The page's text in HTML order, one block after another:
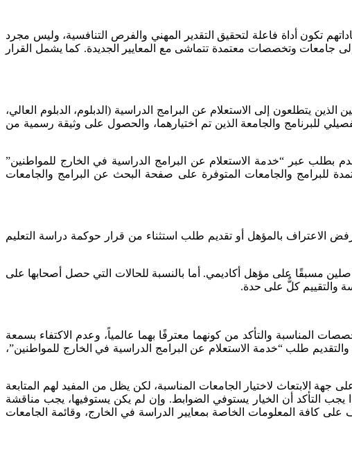
تكون أداة فاعلة لتحقيق التقدير المهني والفرص التنافسية، وليس مجرد
3 أشهر من الإعلان) لتوفيق أوضاعهم، والانتقال إلى جامعات وتخصصات معتمدة تتماشى مع المعايير الجديدة. كما يشمل القرار
يتطلعون إلى الاستعلام عن البرامج الدراسية (الدبلوم، الدبلوم العالي،
للبرنامج والجامعة الذين تم اختيارهما، والحصول على وثيقة رسمية من
عبر “خدمة الاستعلام عن البرامج الدراسية في الخارج للمواطنين”
للبرامج والجامعات المتوفرة على صفحة البحث عن البرامج والجامعات
الاعتراف بالمؤهل أو تقديم طلب استثناء من قرار حوكمة دراسة التعليم
مسبقًا على مؤهل أكاديمي. أما بالنسبة للحالات التي حصل أصحابها على
والتقييم كلٌّ على حدة.
المناسبة والتأكد من كونهما معترفًا بهما عالمياً، وعدم الاكتفاء بسمعة
طلب “خدمة الاستعلام عن البرامج الدراسية في الخارج للمواطنين”،
الابتعاث لاختيار الجامعات المناسبة، لكن يظل من المفيد لهم المتابعة
التأكد أن الخيار يستوفي الضوابط. وإن لم يكن يستوفيها، يجب مناقشة
كافة المعلومات الخاصة بمعايير الدراسة في الخارج، وقائمة الجامعات